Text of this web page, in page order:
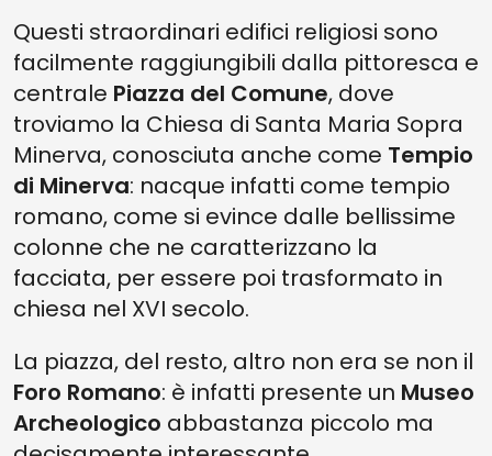
Questi straordinari edifici religiosi sono
facilmente raggiungibili dalla pittoresca e
centrale Piazza del Comune, dove
troviamo la Chiesa di Santa Maria Sopra
Minerva, conosciuta anche come Tempio
di Minerva: nacque infatti come tempio
romano, come si evince dalle bellissime
colonne che ne caratterizzano la
facciata, per essere poi trasformato in
chiesa nel XVI secolo.
La piazza, del resto, altro non era se non il
Foro Romano: è infatti presente un Museo
Archeologico abbastanza piccolo ma